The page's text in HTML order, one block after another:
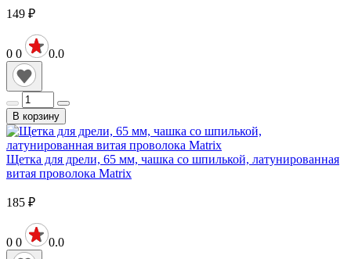
149 ₽
0 0 0.0
В корзину
Щетка для дрели, 65 мм, чашка со шпилькой, латунированная
витая проволока Matrix
185 ₽
0 0 0.0